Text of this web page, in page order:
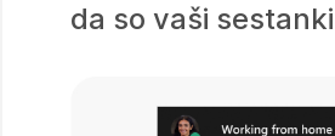
da so vaši